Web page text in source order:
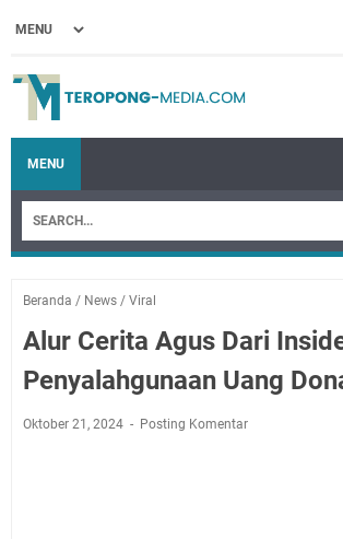
MENU
Beranda / News / Viral
Alur Cerita Agus Dari
Penyalahgunaan Uang
Oktober 21, 2024 Posting Komentar